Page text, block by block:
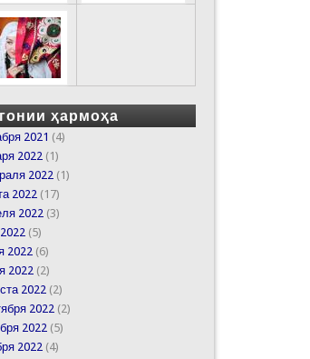
ҳармоҳа
2021 (4)
2022 (1)
2022 (1)
2022 (17)
2022 (3)
(5)
2022 (6)
2022 (2)
2022 (2)
2022 (2)
2022 (5)
2022 (4)